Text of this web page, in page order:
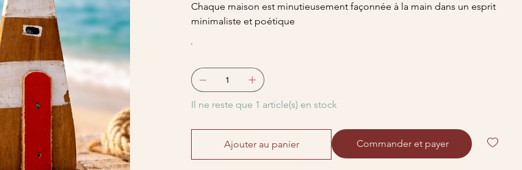
Chaque maison est minutieusement façonnée à la main dans un esprit
minimaliste et poétique
Il ne reste que 1 article(s) en stock
Ajouter au panier Commander et payer